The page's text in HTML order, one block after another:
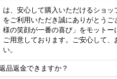
は、安心して購入いただけるショ
をご利用いただき誠にありがとうご
様の笑顔が一番の喜び」をモットー
ご用意しております。ご安心して、
い。
品返金できますか？